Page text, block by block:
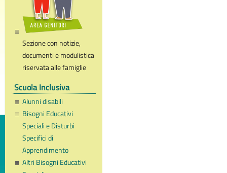
Sezione con notizie,
documenti e modulistica
riservata alle famiglie
Scuola Inclusiva
Alunni disabili
Bisogni Educativi
Speciali e Disturbi
Specifici di
Apprendimento
Altri Bisogni Educativi